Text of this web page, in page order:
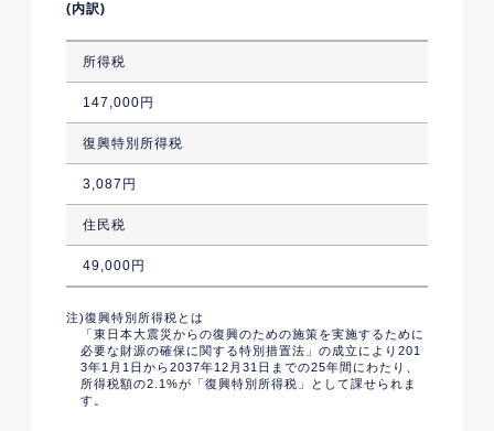
(内訳)
所得税
147,000円
復興特別所得税
3,087円
住民税
49,000円
注)復興特別所得税とは
「東日本大震災からの復興のための施策を実施するために
必要な財源の確保に関する特別措置法」の成立により201
3年1月1日から2037年12月31日までの25年間にわたり、
所得税額の2.1%が「復興特別所得税」として課せられま
す。